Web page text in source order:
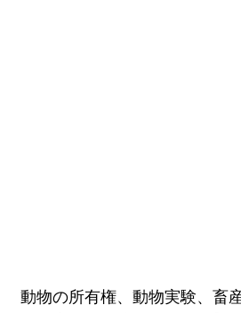
動物の所有権、動物実験、畜